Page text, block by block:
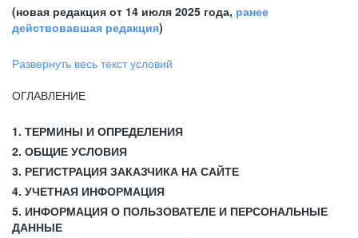
(новая редакция от 14 июля 2025 года, ранее
действовавшая редакция)
Развернуть весь текст условий
ОГЛАВЛЕНИЕ
1. ТЕРМИНЫ И ОПРЕДЕЛЕНИЯ
2. ОБЩИЕ УСЛОВИЯ
3. РЕГИСТРАЦИЯ ЗАКАЗЧИКА НА САЙТЕ
4. УЧЕТНАЯ ИНФОРМАЦИЯ
5. ИНФОРМАЦИЯ О ПОЛЬЗОВАТЕЛЕ И ПЕРСОНАЛЬНЫЕ
ДАННЫЕ